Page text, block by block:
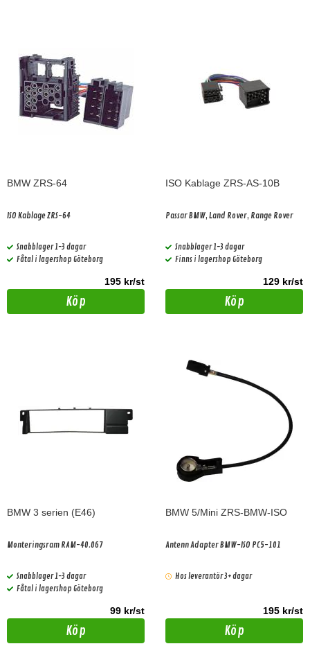
BMW ZRS-64
ISO Kablage ZRS-64
Snabblager 1-3 dagar
Fåtal i lagershop Göteborg
195 kr/st
Köp
ISO Kablage ZRS-AS-10B
Passar BMW, Land Rover, Range Rover
Snabblager 1-3 dagar
Finns i lagershop Göteborg
129 kr/st
Köp
BMW 3 serien (E46)
Monteringsram RAM-40.067
Snabblager 1-3 dagar
Fåtal i lagershop Göteborg
99 kr/st
Köp
BMW 5/Mini ZRS-BMW-ISO
Antenn Adapter BMW-ISO PC5-101
Hos leverantör 3+ dagar
195 kr/st
Köp